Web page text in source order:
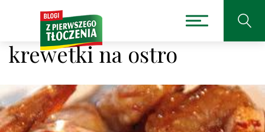
krewetki na ostro